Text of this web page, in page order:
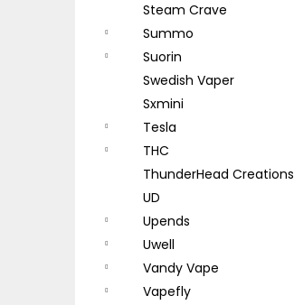
Steam Crave
Summo
Suorin
Swedish Vaper
Sxmini
Tesla
THC
ThunderHead Creations
UD
Upends
Uwell
Vandy Vape
Vapefly